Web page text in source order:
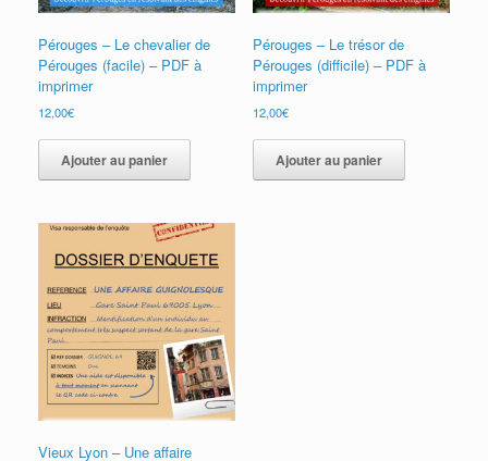
Pérouges – Le chevalier de
Pérouges (facile) – PDF à
imprimer
12,00€
Ajouter au panier
Pérouges – Le trésor de
Pérouges (difficile) – PDF à
imprimer
12,00€
Ajouter au panier
Vieux Lyon – Une affaire